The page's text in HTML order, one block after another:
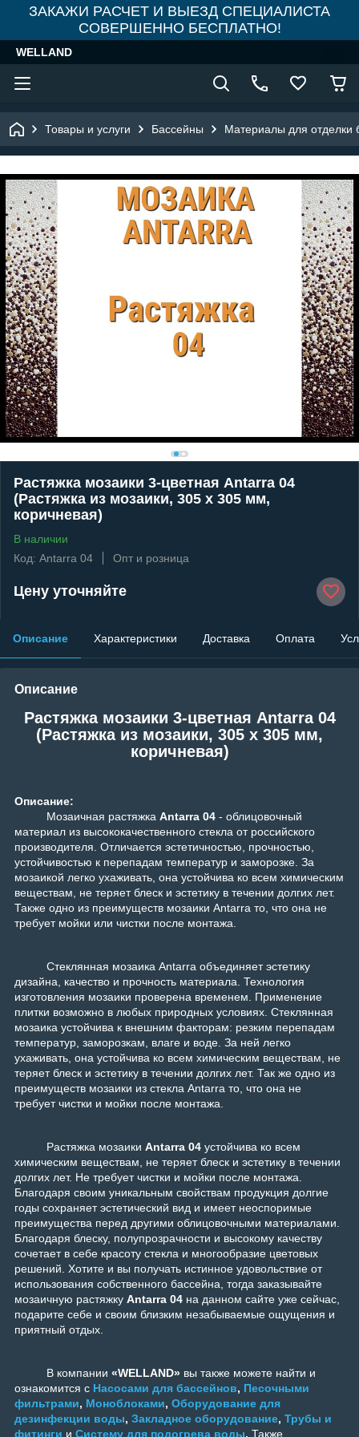
ЗАКАЖИ РАСЧЕТ И ВЫЕЗД СПЕЦИАЛИСТА
СОВЕРШЕННО БЕСПЛАТНО!
WELLAND
Товары и услуги Бассейны Материалы для отделки
Растяжка мозаики 3-цветная Antarra 04
(Растяжка из мозаики, 305 x 305 мм,
коричневая)
В наличии
Код: Antarra 04
Опт и розница
Цену уточняйте
Описание Характеристики Доставка Оплата
Описание
Растяжка мозаики 3-цветная Antarra 04
(Растяжка из мозаики, 305 x 305 мм,
коричневая)
Описание:
Мозаичная растяжка Antarra 04 - облицовочный
материал из высококачественного стекла от российского
производителя. Отличается эстетичностью, прочностью,
устойчивостью к перепадам температур и заморозке. За
мозаикой легко ухаживать, она устойчива ко всем химическим
веществам, не теряет блеск и эстетику в течении долгих лет.
Также одно из преимуществ мозаики Antarra то, что она не
требует мойки или чистки после монтажа.
Стеклянная мозаика Antarra объединяет эстетику
дизайна, качество и прочность материала. Технология
изготовления мозаики проверена временем. Применение
плитки возможно в любых природных условиях. Стеклянная
мозаика устойчива к внешним факторам: резким перепадам
температур, заморозкам, влаге и воде. За ней легко
ухаживать, она устойчива ко всем химическим веществам, не
теряет блеск и эстетику в течении долгих лет. Так же одно из
преимуществ мозаики из стекла Antarra то, что она не
требует чистки и мойки после монтажа.
Растяжка мозаики Antarra 04 устойчива ко всем
химическим веществам, не теряет блеск и эстетику в течении
долгих лет. Не требует чистки и мойки после монтажа.
Благодаря своим уникальным свойствам продукция долгие
годы сохраняет эстетический вид и имеет неоспоримые
преимущества перед другими облицовочными материалами.
Благодаря блеску, полупрозрачности и высокому качеству
сочетает в себе красоту стекла и многообразие цветовых
решений. Хотите и вы получать истинное удовольствие от
использования собственного бассейна, тогда заказывайте
мозаичную растяжку Antarra 04 на данном сайте уже сейчас,
подарите себе и своим близким незабываемые ощущения и
приятный отдых.
В компании «WELLAND» вы также можете найти и
ознакомится с Насосами для бассейнов, Песочными
фильтрами, Моноблоками, Оборудование для
дезинфекции воды, Закладное оборудование, Трубы и
фитинги и Систему для подогрева воды. Также